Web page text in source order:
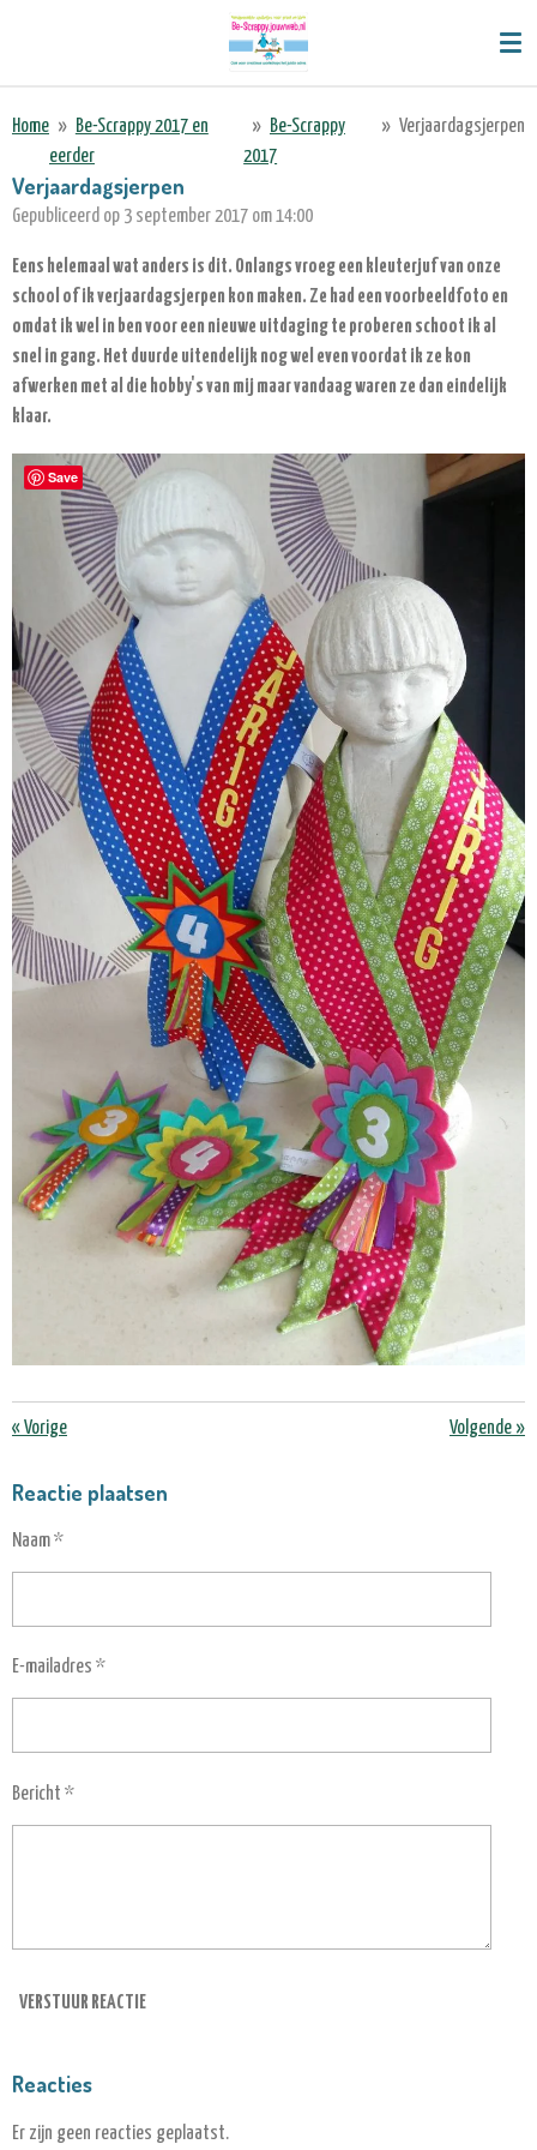
de
hoofdinhoud
Home » Be-Scrappy 2017 en
eerder
» Be-Scrappy
2017
» Verjaardagsjerpen
Verjaardagsjerpen
Gepubliceerd op 3 september 2017 om 14:00
Eens helemaal wat anders is dit. Onlangs vroeg een kleuterjuf van onze
school of ik verjaardagsjerpen kon maken. Ze had een voorbeeldfoto en
omdat ik wel in ben voor een nieuwe uitdaging te proberen schoot ik al
snel in gang. Het duurde uitendelijk nog wel even voordat ik ze kon
afwerken met al die hobby's van mij maar vandaag waren ze dan eindelijk
klaar.
«Vorige Volgende »
Reactie plaatsen
Naam *
E-mailadres *
Bericht *
VERSTUUR REACTIE
Reacties
Er zijn geen reacties geplaatst.
Save